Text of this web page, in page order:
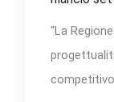
“La
competitivo